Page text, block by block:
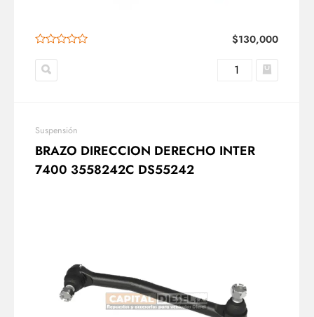
$130,000
Suspensión
BRAZO DIRECCION DERECHO INTER
7400 3558242C DS55242